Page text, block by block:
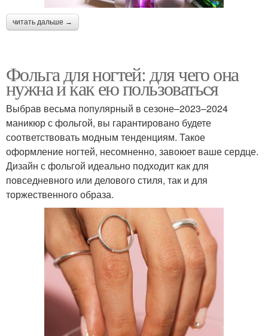
читать дальше →
Фольга для ногтей: для чего она
нужна и как ею пользоваться
Выбрав весьма популярный в сезоне–2023–2024
маникюр с фольгой, вы гарантировано будете
соответствовать модным тенденциям. Такое
оформление ногтей, несомненно, завоюет ваше сердце.
Дизайн с фольгой идеально подходит как для
повседневного или делового стиля, так и для
торжественного образа.